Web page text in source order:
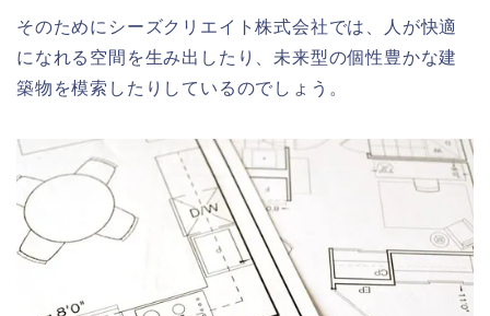
そのためにシーズクリエイト株式会社では、人が快適
になれる空間を生み出したり、未来型の個性豊かな建
築物を模索したりしているのでしょう。